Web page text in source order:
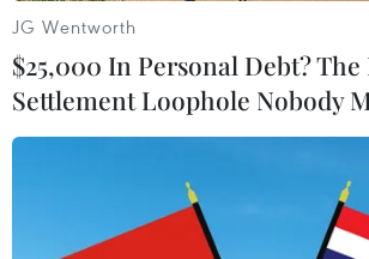
Nam-Australia có độ tin cậy chính trị
cao
08/08/2026 05:27
triển sâu sắc, thực chất, hiệu quả
JG Wentworth
$25,000 In Personal Debt? The
Settlement Loophole Nobody